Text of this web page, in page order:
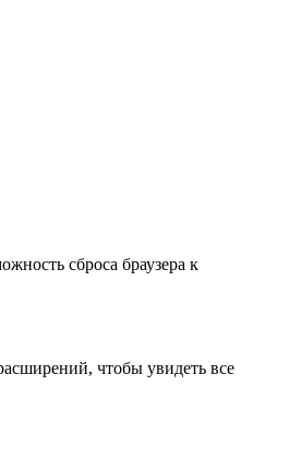
сброса браузера к
чтобы увидеть все